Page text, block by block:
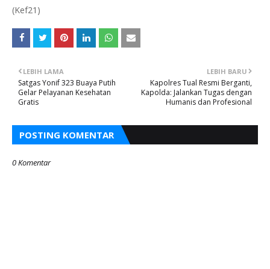
(Kef21)
LEBIH BARU
Kapolres Tual Resmi Berganti,
Kapolda: Jalankan Tugas dengan
Humanis dan Profesional
LEBIH LAMA
Satgas Yonif 323 Buaya Putih
Gelar Pelayanan Kesehatan
Gratis
POSTING KOMENTAR
0 Komentar